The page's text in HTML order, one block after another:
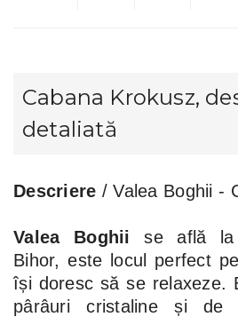
Cabana Krokusz,
detaliată
Descriere / Valea Boghii -
Valea Boghii se află la
Bihor, este locul perfect
își doresc să se relaxeze.
pârâuri cristaline și de